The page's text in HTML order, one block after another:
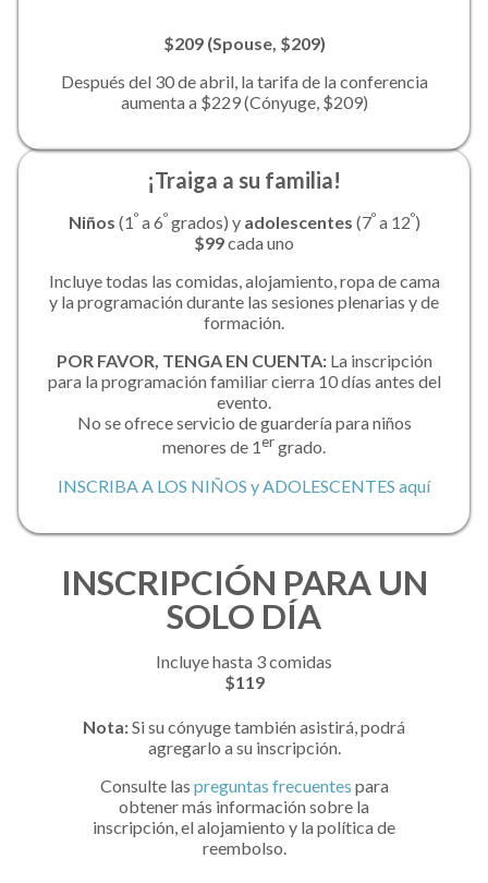
$209 (Spouse, $209)
Después del 30 de abril, la tarifa de la conferencia
aumenta a $229 (Cónyuge, $209)
¡Traiga a su familia!
Niños (1ºa 6ºgrados) y adolescentes (7ºa 12º)
$99cada uno
Incluye todas las comidas, alojamiento, ropa de cama
y la programación durante las sesiones plenarias y de
formación.
POR FAVOR, TENGA EN CUENTA: La inscripción
para la programación familiar cierra 10 días antes del
evento.
No se ofrece servicio de guardería para niños
menores de 1ergrado.
INSCRIBA A LOS NIÑOS y ADOLESCENTES aquí
INSCRIPCIÓN PARA UN
SOLO DÍA
Incluye hasta 3 comidas
$119
Nota:Si su cónyuge también asistirá, podrá
agregarlo a su inscripción.
Consulte las preguntas frecuentes para
obtener más información sobre la
inscripción, el alojamiento y la política de
reembolso.